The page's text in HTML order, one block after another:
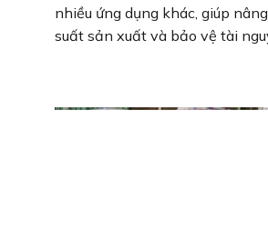
nhiều ứng dụng khác, giúp
suất sản xuất và bảo vệ tài